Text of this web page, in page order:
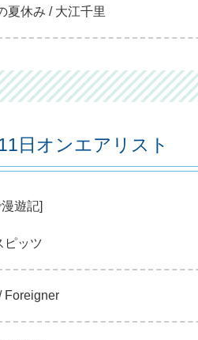
夏休み / 大江千里
日オンエアリスト
遊記]
ピッツ
Foreigner